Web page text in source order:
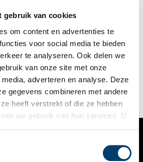
gebruik van cookies
om content en advertenties te
voor social media te bieden
te analyseren. Ook delen we
van onze site met onze
adverteren en analyse. Deze
gegevens combineren met andere
heeft verstrekt of die ze hebben
uw gebruik van hun services. U
eeuw richten steeds meer
op de natuur. Ze ontvluchten de
moderne industrie en trekken naar
daar idyllische landschappen en
vast te leggen. In
en Blaricum raken ze
de schoonheid van de omgeving als
de boerenbevolking.